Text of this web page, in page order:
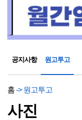
공지사항 원고투고
홈-> 원고투고
사진